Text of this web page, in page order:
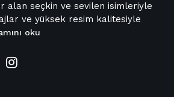
alan seçkin ve sevilen isimleriyle
ve yüksek resim kalitesiyle
oku